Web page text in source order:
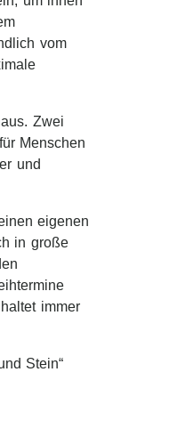
vom
Zwei
Menschen
und
eigenen
in große
immer
Stein“